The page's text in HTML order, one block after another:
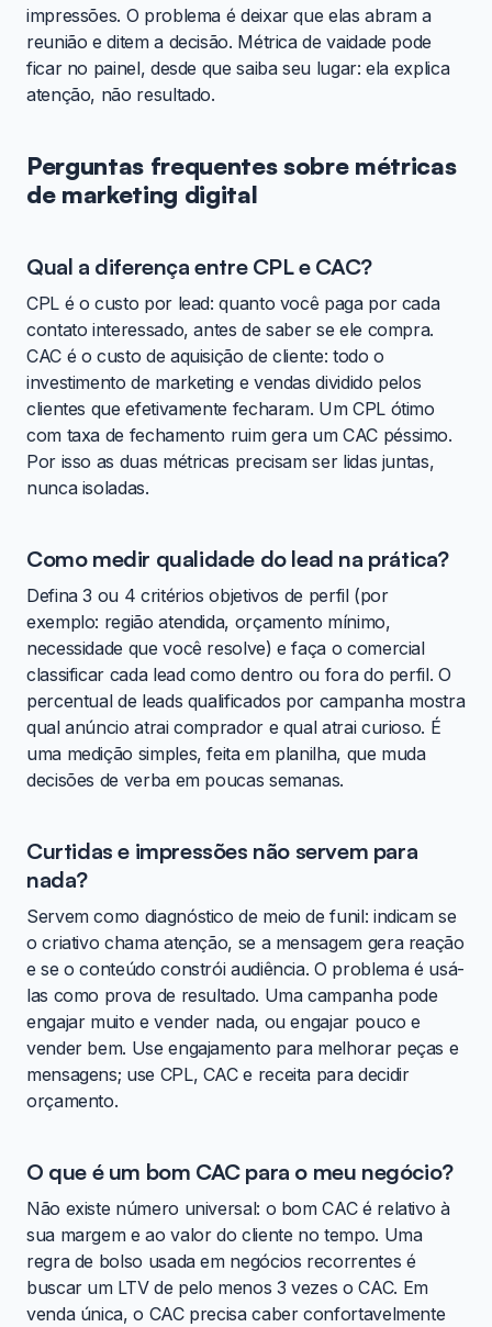
impressões. O problema é deixar que elas abram a
reunião e ditem a decisão. Métrica de vaidade pode
ficar no painel, desde que saiba seu lugar: ela explica
atenção, não resultado.
Perguntas frequentes sobre métricas
de marketing digital
Qual a diferença entre CPL e CAC?
CPL é o custo por lead: quanto você paga por cada
contato interessado, antes de saber se ele compra.
CAC é o custo de aquisição de cliente: todo o
investimento de marketing e vendas dividido pelos
clientes que efetivamente fecharam. Um CPL ótimo
com taxa de fechamento ruim gera um CAC péssimo.
Por isso as duas métricas precisam ser lidas juntas,
nunca isoladas.
Como medir qualidade do lead na prática?
Defina 3 ou 4 critérios objetivos de perfil (por
exemplo: região atendida, orçamento mínimo,
necessidade que você resolve) e faça o comercial
classificar cada lead como dentro ou fora do perfil. O
percentual de leads qualificados por campanha mostra
qual anúncio atrai comprador e qual atrai curioso. É
uma medição simples, feita em planilha, que muda
decisões de verba em poucas semanas.
Curtidas e impressões não servem para
nada?
Servem como diagnóstico de meio de funil: indicam se
o criativo chama atenção, se a mensagem gera reação
e se o conteúdo constrói audiência. O problema é usá-
las como prova de resultado. Uma campanha pode
engajar muito e vender nada, ou engajar pouco e
vender bem. Use engajamento para melhorar peças e
mensagens; use CPL, CAC e receita para decidir
orçamento.
O que é um bom CAC para o meu negócio?
Não existe número universal: o bom CAC é relativo à
sua margem e ao valor do cliente no tempo. Uma
regra de bolso usada em negócios recorrentes é
buscar um LTV de pelo menos 3 vezes o CAC. Em
venda única, o CAC precisa caber confortavelmente